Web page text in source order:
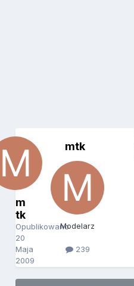
m
tk
Opublikowano
20
Maja
2009
mtk
Modelarz
239